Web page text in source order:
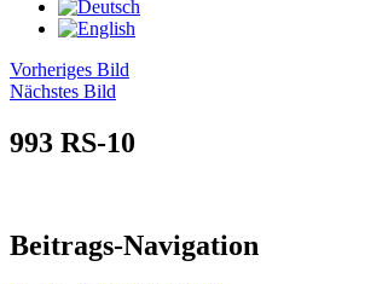
Vorheriges Bild
Nächstes Bild
993 RS-10
Beitrags-Navigation